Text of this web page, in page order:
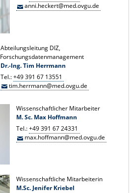
anni.heckert@med.ovgu.de
Abteilungsleitung DIZ,
Forschungsdatenmanagement
Dr.-Ing. Tim Herrmann
Tel.:+49 391 67 13551
tim.herrmann@med.ovgu.de
Wissenschaftlicher Mitarbeiter
M. Sc. Max Hoffmann
Tel.:+49 391 67 24331
max.hoffmann@med.ovgu.de
Wissenschaftliche Mitarbeiterin
M.Sc. Jenifer Kriebel